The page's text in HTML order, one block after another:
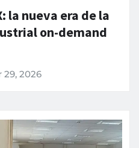
la nueva era de la
on-demand
29, 2026